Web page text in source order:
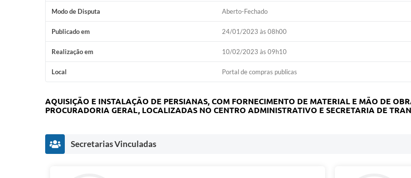
Modo de Disputa Aberto-Fechado
Publicado em 24/01/2023 às 08h00
Realização em 10/02/2023 às 09h10
Local Portal de compras publicas
AQUISIÇÃO E INSTALAÇÃO DE PERSIANAS, COM FORNECIMENTO DE MATERIAL E MÃO DE
PROCURADORIA GERAL, LOCALIZADAS NO CENTRO ADMINISTRATIVO E SECRETARIA DE
Secretarias Vinculadas